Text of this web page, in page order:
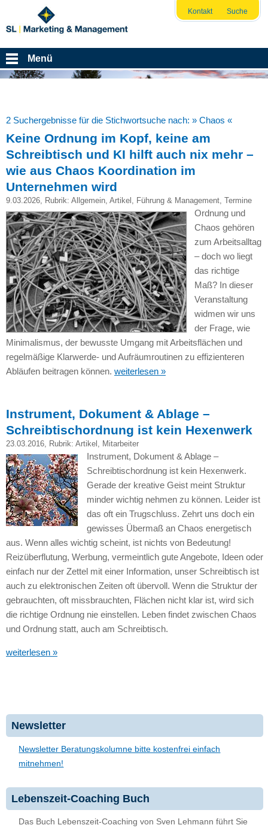
Kontakt Suche
Menü
2 Suchergebnisse für die Stichwortsuche nach: » Chaos «
Keine Ordnung im Kopf, keine am
Schreibtisch und KI hilft auch nix mehr –
wie aus Chaos Koordination im
Unternehmen wird
9.03.2026, Rubrik: Allgemein, Artikel , Führung & Management, Termine
Ordnung und
Chaos gehören
zum Arbeitsalltag
– doch wo liegt
das richtige
Maß? In dieser
Veranstaltung
widmen wir uns
der Frage, wie
Minimalismus, der bewusste Umgang mit Arbeitsflächen und
regelmäßige Klarwerde- und Aufräumroutinen zu effizienteren
Abläufen beitragen können. weiterlesen »
Instrument, Dokument & Ablage –
Schreibtischordnung ist kein Hexenwerk
23.03.2016, Rubrik: Artikel , Mitarbeiter
Instrument, Dokument & Ablage –
Schreibtischordnung ist kein Hexenwerk.
Gerade der kreative Geist meint Struktur
minder wichtig nehmen zu können. Leider ist
das oft ein Trugschluss. Zehrt uns doch ein
gewisses Übermaß an Chaos energetisch
aus. Wenn alles wichtig scheint, ist nichts von Bedeutung!
Reizüberflutung, Werbung, vermeintlich gute Angebote, Ideen oder
einfach nur der Zettel mit einer Information, unser Schreibtisch ist
auch zu elektronischen Zeiten oft übervoll. Wenn die Struktur der
gebrauchten, oft missbrauchten, Flächen nicht klar ist, wird sich
die richtige Ordnung nie einstellen. Leben findet zwischen Chaos
und Ordnung statt, auch am Schreibtisch.
weiterlesen »
Newsletter
Newsletter Beratungskolumne bitte kostenfrei einfach
mitnehmen!
Lebenszeit-Coaching Buch
Das Buch Lebenszeit-Coaching von Sven Lehmann führt Sie